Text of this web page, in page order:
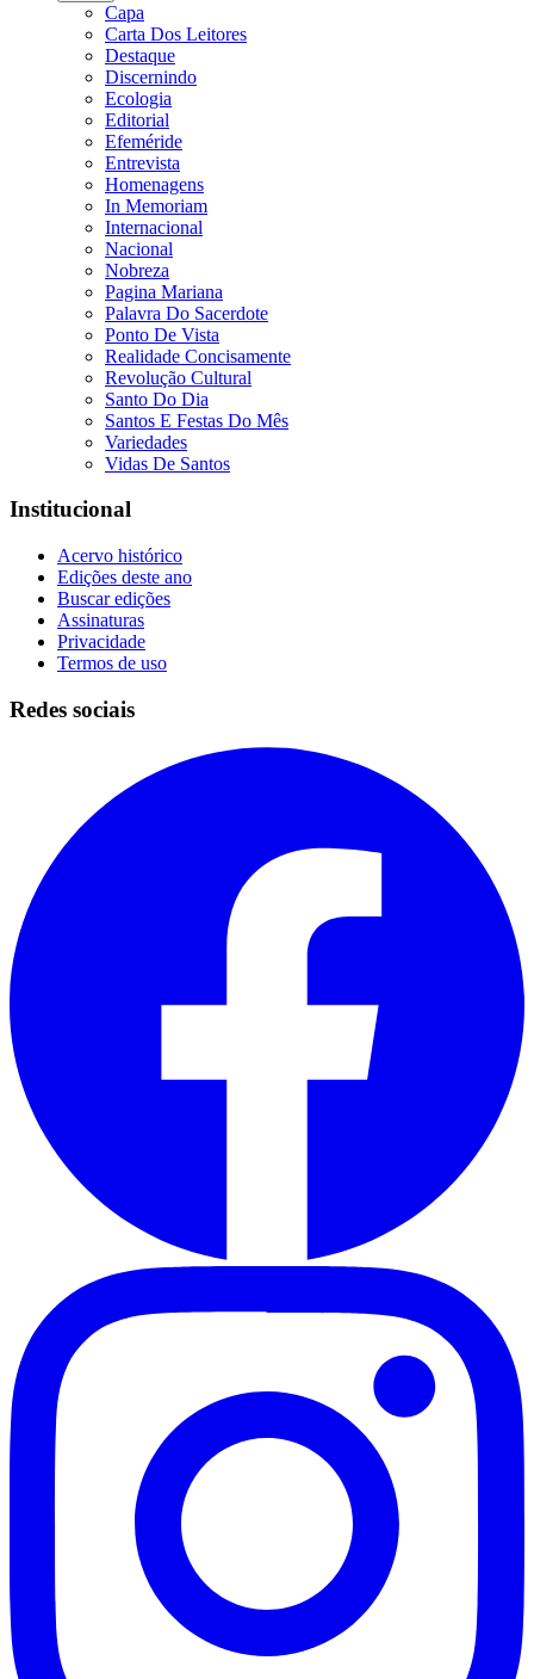
Capa
Carta Dos Leitores
Destaque
Discernindo
Ecologia
Editorial
Efeméride
Entrevista
Homenagens
In Memoriam
Internacional
Nacional
Nobreza
Pagina Mariana
Palavra Do Sacerdote
Ponto De Vista
Realidade Concisamente
Revolução Cultural
Santo Do Dia
Santos E Festas Do Mês
Variedades
Vidas De Santos
Institucional
Acervo histórico
Edições deste ano
Buscar edições
Assinaturas
Privacidade
Termos de uso
Redes sociais